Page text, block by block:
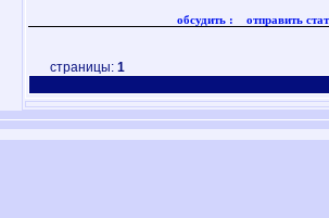
обсудить : отправить
страницы:1